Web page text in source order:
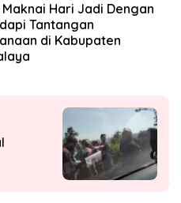
Hari Jadi Dengan
Tantangan
di Kabupaten